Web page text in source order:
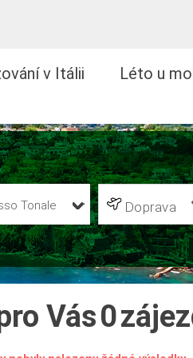
v Itálii Léto u
Tonale Doprava
Vás0